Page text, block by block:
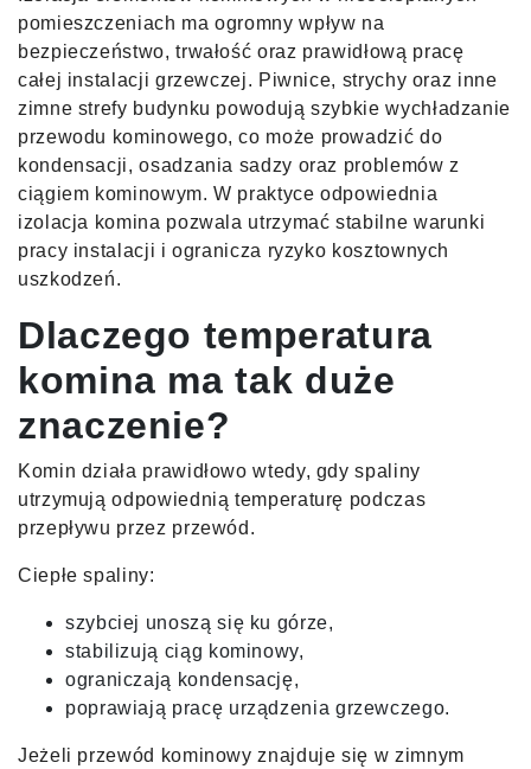
pomieszczeniach ma ogromny wpływ na
bezpieczeństwo, trwałość oraz prawidłową pracę
całej instalacji grzewczej. Piwnice, strychy oraz inne
zimne strefy budynku powodują szybkie wychładzanie
przewodu kominowego, co może prowadzić do
kondensacji, osadzania sadzy oraz problemów z
ciągiem kominowym. W praktyce odpowiednia
izolacja komina pozwala utrzymać stabilne warunki
pracy instalacji i ogranicza ryzyko kosztownych
uszkodzeń.
Dlaczego temperatura
komina ma tak duże
znaczenie?
Komin działa prawidłowo wtedy, gdy spaliny
utrzymują odpowiednią temperaturę podczas
przepływu przez przewód.
Ciepłe spaliny:
szybciej unoszą się ku górze,
stabilizują ciąg kominowy,
ograniczają kondensację,
poprawiają pracę urządzenia grzewczego.
Jeżeli przewód kominowy znajduje się w zimnym